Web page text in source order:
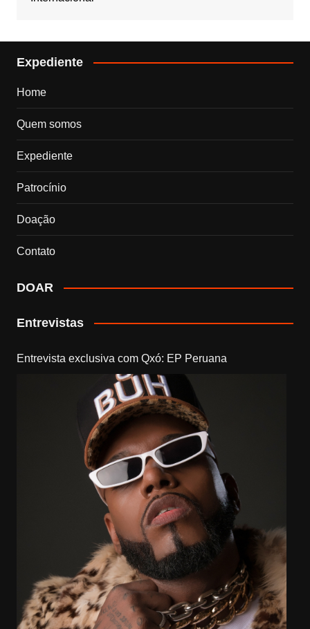
Expediente
Home
Quem somos
Expediente
Patrocínio
Doação
Contato
DOAR
Entrevistas
Entrevista exclusiva com Qxó: EP Peruana